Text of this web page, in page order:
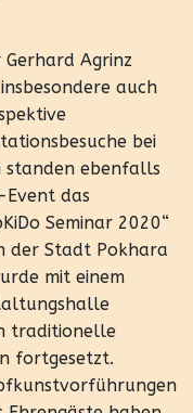
Agrinz
auch
bei
standen ebenfalls
das
Seminar 2020“
der Stadt Pokhara
mit einem
traditionelle
fortgesetzt.